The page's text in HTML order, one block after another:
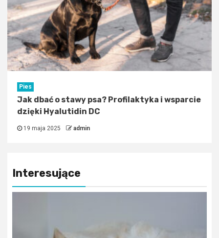
Pies
Jak dbać o stawy psa? Profilaktyka i wsparcie
dzięki Hyalutidin DC
19 maja 2025 admin
Interesujące